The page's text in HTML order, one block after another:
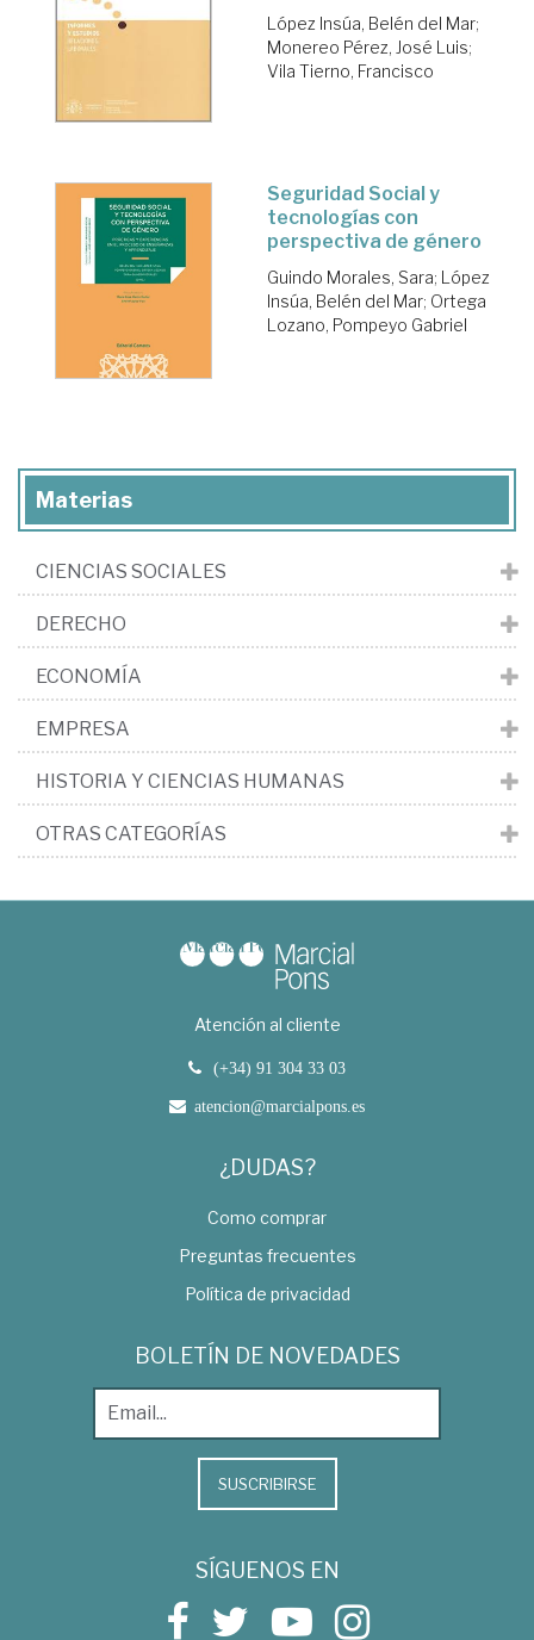
López Insúa, Belén del Mar;
Monereo Pérez, José Luis;
Vila Tierno, Francisco
Seguridad Social y
tecnologías con
perspectiva de género
Guindo Morales, Sara; López
Insúa, Belén del Mar; Ortega
Lozano, Pompeyo Gabriel
Materias
CIENCIAS SOCIALES
DERECHO
ECONOMÍA
EMPRESA
HISTORIA Y CIENCIAS HUMANAS
OTRAS CATEGORÍAS
Atención al cliente
(+34) 91 304 33 03
atencion@marcialpons.es
¿DUDAS?
Como comprar
Preguntas frecuentes
Política de privacidad
BOLETÍN DE NOVEDADES
SUSCRIBIRSE
SÍGUENOS EN